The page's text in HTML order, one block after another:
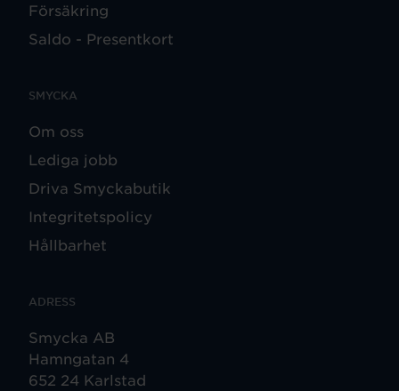
Försäkring
Saldo - Presentkort
SMYCKA
Om oss
Lediga jobb
Driva Smyckabutik
Integritetspolicy
Hållbarhet
ADRESS
Smycka AB
Hamngatan 4
652 24 Karlstad